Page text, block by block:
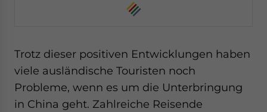
Trotz dieser positiven Entwicklungen haben
viele ausländische Touristen noch
Probleme, wenn es um die Unterbringung
in China geht. Zahlreiche Reisende